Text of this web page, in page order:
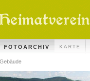
FOTOARCHIV KARTE